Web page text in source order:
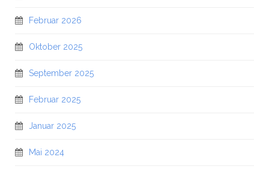
Februar 2026
Oktober 2025
September 2025
Februar 2025
Januar 2025
Mai 2024